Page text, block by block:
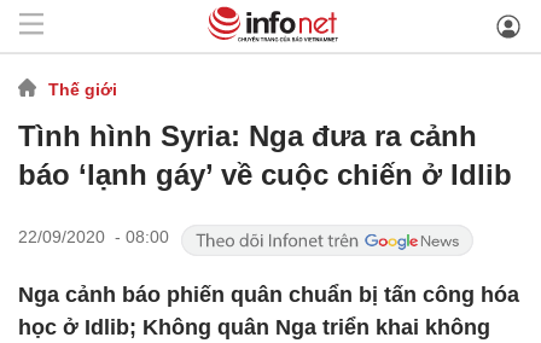
Thế giới
Tình hình Syria: Nga đưa ra cảnh
báo ‘lạnh gáy’ về cuộc chiến ở Idlib
22/09/2020 - 08:00
Nga cảnh báo phiến quân chuẩn bị tấn công hóa
học ở Idlib; Không quân Nga triển khai không